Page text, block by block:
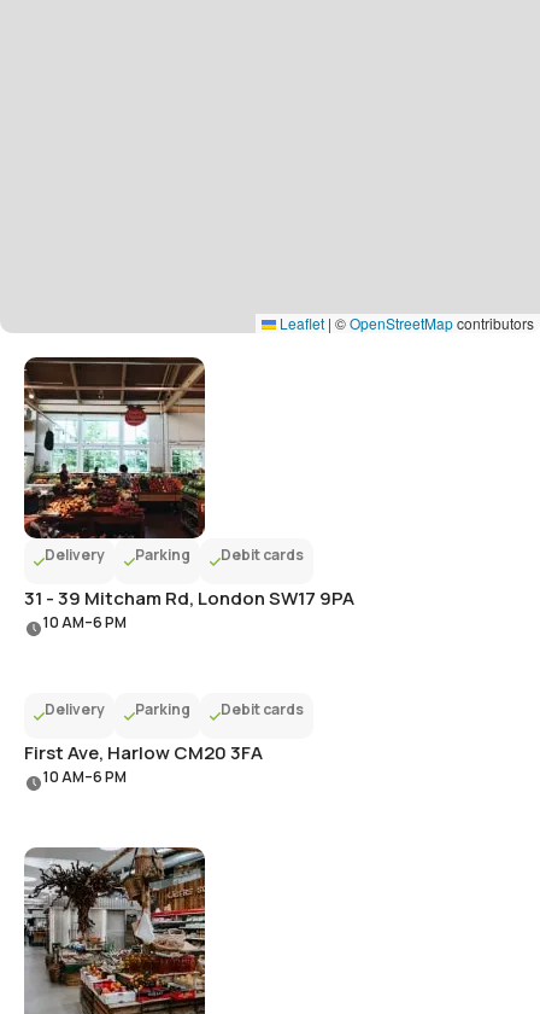
Delivery Parking Debit cards
31 - 39 Mitcham Rd, London SW17 9PA
10 AM–6 PM
Delivery Parking Debit cards
First Ave, Harlow CM20 3FA
10 AM–6 PM
Leaflet | ©OpenStreetMapcontributors